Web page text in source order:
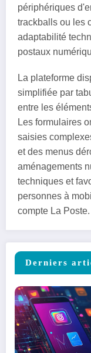
Derniers
périphériques
trackballs ou les
adaptabilité
postaux
La plateforme
simplifiée par
entre les
Les formulaires
saisies
et des menus
aménagements
techniques et
personnes à
compte La Poste.